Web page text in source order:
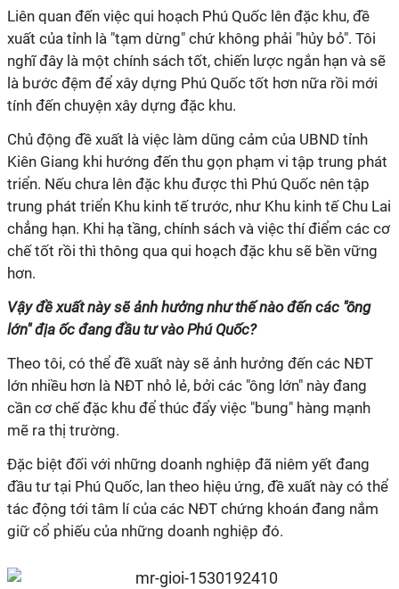
Liên quan đến việc qui hoạch Phú Quốc lên đặc khu, đề
xuất của tỉnh là "tạm dừng" chứ không phải "hủy bỏ". Tôi
nghĩ đây là một chính sách tốt, chiến lược ngắn hạn và sẽ
là bước đệm để xây dựng Phú Quốc tốt hơn nữa rồi mới
tính đến chuyện xây dựng đặc khu.
Chủ động đề xuất là việc làm dũng cảm của UBND tỉnh
Kiên Giang khi hướng đến thu gọn phạm vi tập trung phát
triển. Nếu chưa lên đặc khu được thì Phú Quốc nên tập
trung phát triển Khu kinh tế trước, như Khu kinh tế Chu Lai
chẳng hạn. Khi hạ tầng, chính sách và việc thí điểm các cơ
chế tốt rồi thì thông qua qui hoạch đặc khu sẽ bền vững
hơn.
Vậy đề xuất này sẽ ảnh hưởng như thế nào đến các "ông
lớn" địa ốc đang đầu tư vào Phú Quốc?
Theo tôi, có thể đề xuất này sẽ ảnh hưởng đến các NĐT
lớn nhiều hơn là NĐT nhỏ lẻ, bởi các "ông lớn" này đang
cần cơ chế đặc khu để thúc đẩy việc "bung" hàng mạnh
mẽ ra thị trường.
Đặc biệt đối với những doanh nghiệp đã niêm yết đang
đầu tư tại Phú Quốc, lan theo hiệu ứng, đề xuất này có thể
tác động tới tâm lí của các NĐT chứng khoán đang nắm
giữ cổ phiếu của những doanh nghiệp đó.